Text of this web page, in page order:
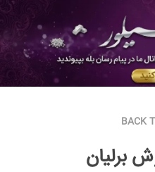
BACK
برلیان